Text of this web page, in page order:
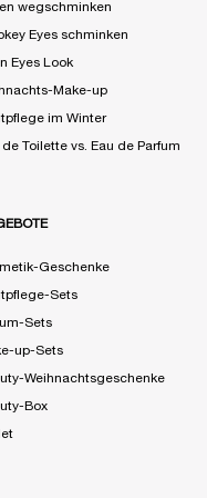
wegschminken
Eyes schminken
Eyes Look
Make-up
im Winter
de Toilette vs. Eau de Parfum
Geschenke
Sets
Sets
up-Sets
Weihnachtsgeschenke
Box